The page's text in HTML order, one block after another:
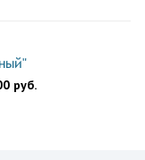
руб.